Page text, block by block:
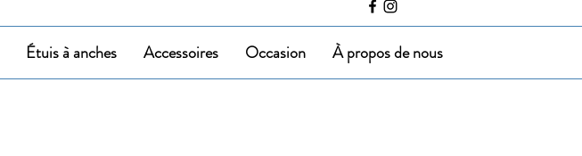
Étuis à anches Accessoires Occasion À propos de nous